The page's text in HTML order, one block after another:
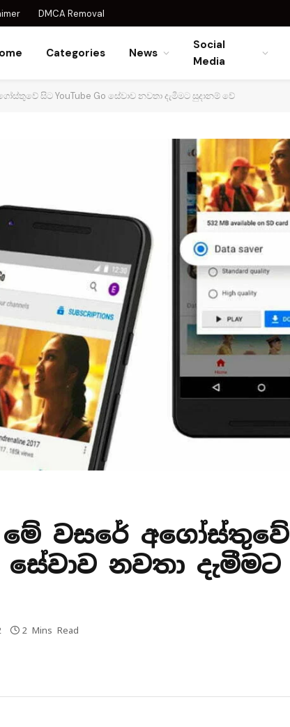
DMCA Removal
Categories News
Social
Media
සිට YouTube Go සේවාව නවතා දැමීමට සුදානම් වේ
මේ වසරේ අගෝස්තුවේ
සේවාව නවතා දැමීමට
2 Mins Read